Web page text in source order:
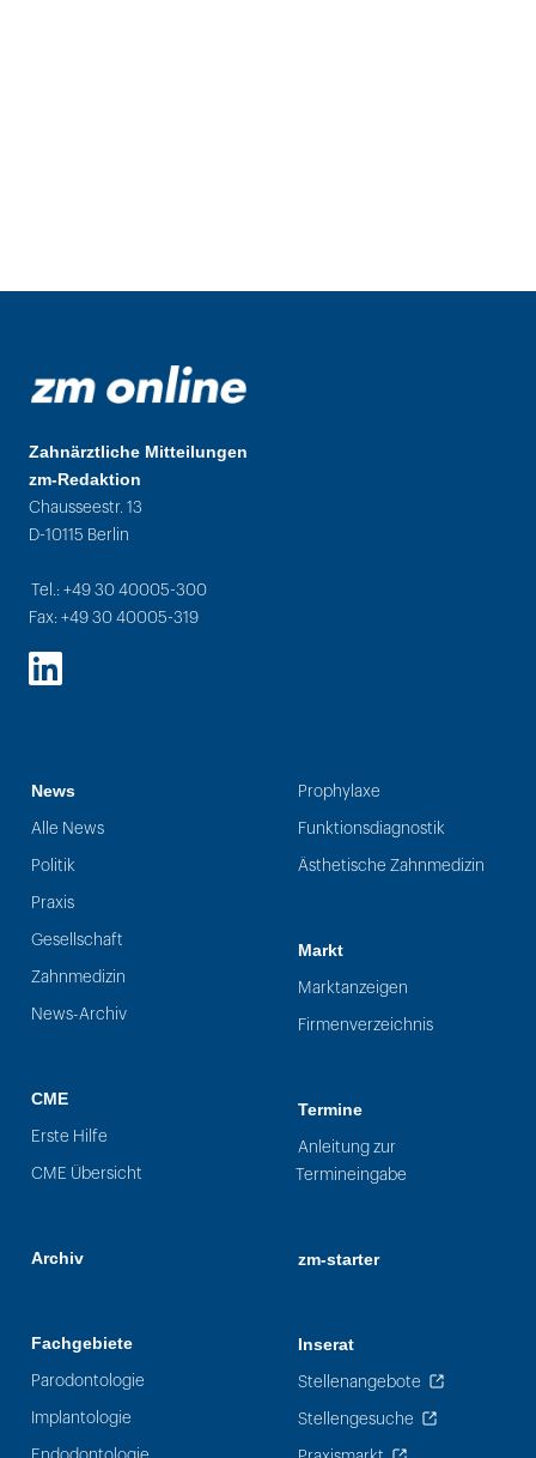
Zahnärztliche Mitteilungen
zm-Redaktion
Chausseestr. 13
D-10115 Berlin
Tel.: +49 30 40005-300
Fax: +49 30 40005-319
LinkedIn
News
Alle News
Politik
Praxis
Gesellschaft
Zahnmedizin
News-Archiv
CME
Erste Hilfe
CME Übersicht
Archiv
Fachgebiete
Parodontologie
Implantologie
Prophylaxe
Funktionsdiagnostik
Ästhetische Zahnmedizin
Markt
Marktanzeigen
Firmenverzeichnis
Termine
Anleitung zur
Termineingabe
zm-starter
Inserat
Stellenangebote
Stellengesuche